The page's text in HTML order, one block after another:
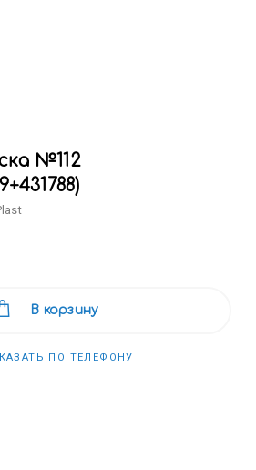
№112
В корзину
ПО ТЕЛЕФОНУ